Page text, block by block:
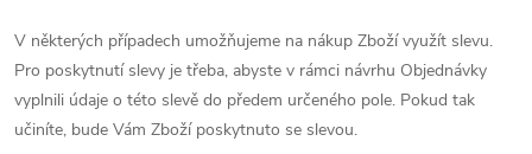
V některých případech umožňujeme na nákup Zboží využít slevu.
Pro poskytnutí slevy je třeba, abyste v rámci návrhu Objednávky
vyplnili údaje o této slevě do předem určeného pole. Pokud tak
učiníte, bude Vám Zboží poskytnuto se slevou.